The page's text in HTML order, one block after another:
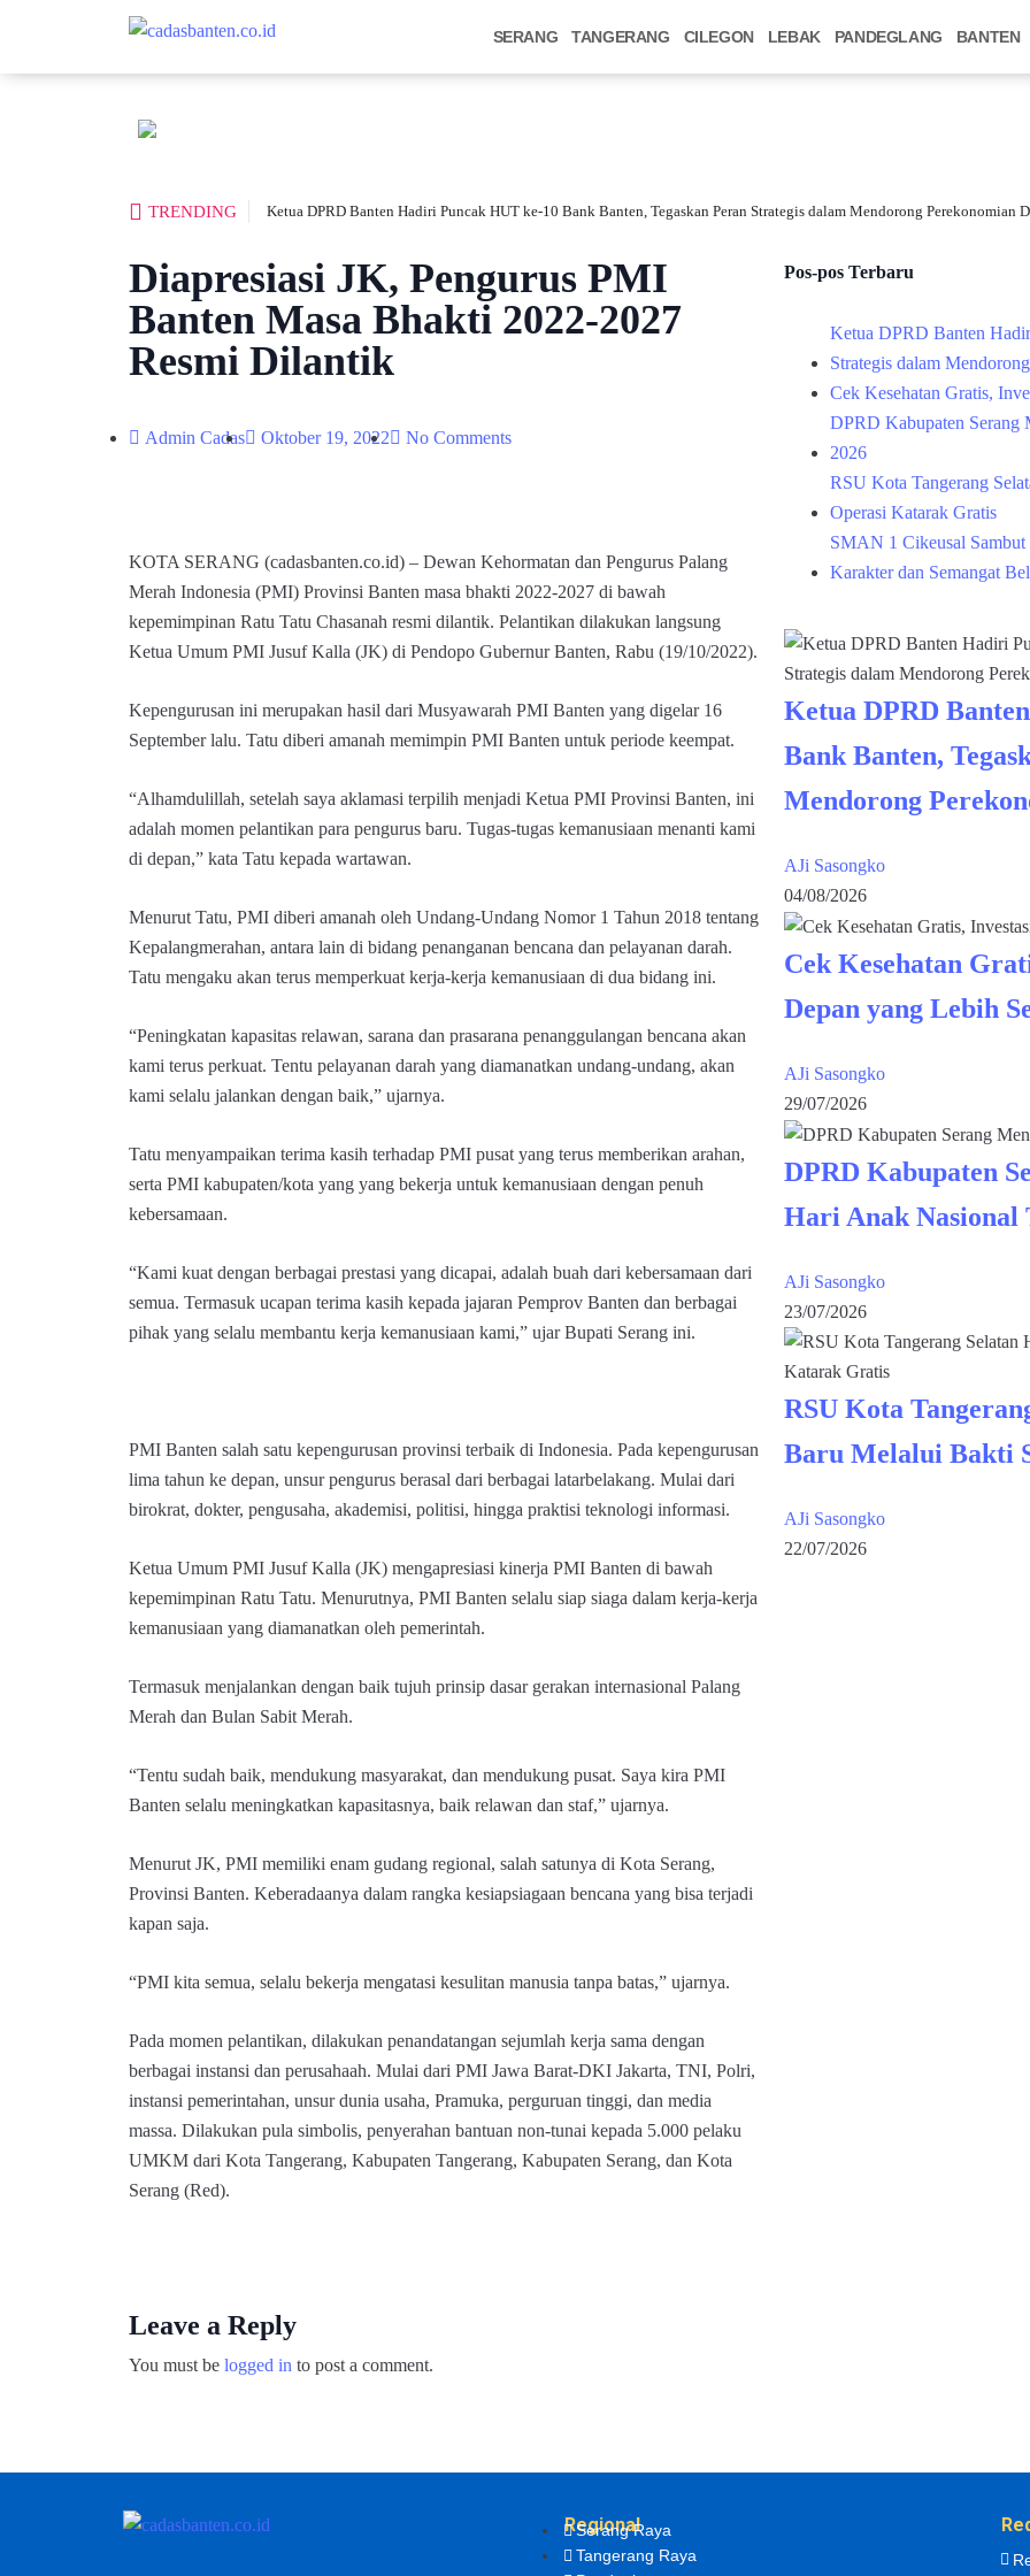
SERANG TANGERANG CILEGON LEBAK PANDEGLANG BANTEN
TRENDING Ketua DPRD Banten Hadiri Puncak HUT ke-10 Bank Banten, Tegaskan Peran Strategis dalam Mendorong Perekonomian
Diapresiasi JK, Pengurus PMI
Banten Masa Bhakti 2022-2027
Resmi Dilantik
Admin Cadas Oktober 19, 2022 No Comments
KOTA SERANG (cadasbanten.co.id) – Dewan Kehormatan dan Pengurus Palang
Merah Indonesia (PMI) Provinsi Banten masa bhakti 2022-2027 di bawah
kepemimpinan Ratu Tatu Chasanah resmi dilantik. Pelantikan dilakukan langsung
Ketua Umum PMI Jusuf Kalla (JK) di Pendopo Gubernur Banten, Rabu (19/10/2022).
Kepengurusan ini merupakan hasil dari Musyawarah PMI Banten yang digelar 16
September lalu. Tatu diberi amanah memimpin PMI Banten untuk periode keempat.
“Alhamdulillah, setelah saya aklamasi terpilih menjadi Ketua PMI Provinsi Banten, ini
adalah momen pelantikan para pengurus baru. Tugas-tugas kemanusiaan menanti kami
di depan,” kata Tatu kepada wartawan.
Menurut Tatu, PMI diberi amanah oleh Undang-Undang Nomor 1 Tahun 2018 tentang
Kepalangmerahan, antara lain di bidang penanganan bencana dan pelayanan darah.
Tatu mengaku akan terus memperkuat kerja-kerja kemanusiaan di dua bidang ini.
“Peningkatan kapasitas relawan, sarana dan prasarana penanggulangan bencana akan
kami terus perkuat. Tentu pelayanan darah yang diamanatkan undang-undang, akan
kami selalu jalankan dengan baik,” ujarnya.
Tatu menyampaikan terima kasih terhadap PMI pusat yang terus memberikan arahan,
serta PMI kabupaten/kota yang yang bekerja untuk kemanusiaan dengan penuh
kebersamaan.
“Kami kuat dengan berbagai prestasi yang dicapai, adalah buah dari kebersamaan dari
semua. Termasuk ucapan terima kasih kepada jajaran Pemprov Banten dan berbagai
pihak yang selalu membantu kerja kemanusiaan kami,” ujar Bupati Serang ini.
PMI Banten salah satu kepengurusan provinsi terbaik di Indonesia. Pada kepengurusan
lima tahun ke depan, unsur pengurus berasal dari berbagai latarbelakang. Mulai dari
birokrat, dokter, pengusaha, akademisi, politisi, hingga praktisi teknologi informasi.
Ketua Umum PMI Jusuf Kalla (JK) mengapresiasi kinerja PMI Banten di bawah
kepemimpinan Ratu Tatu. Menurutnya, PMI Banten selalu siap siaga dalam kerja-kerja
kemanusiaan yang diamanatkan oleh pemerintah.
Termasuk menjalankan dengan baik tujuh prinsip dasar gerakan internasional Palang
Merah dan Bulan Sabit Merah.
“Tentu sudah baik, mendukung masyarakat, dan mendukung pusat. Saya kira PMI
Banten selalu meningkatkan kapasitasnya, baik relawan dan staf,” ujarnya.
Menurut JK, PMI memiliki enam gudang regional, salah satunya di Kota Serang,
Provinsi Banten. Keberadaanya dalam rangka kesiapsiagaan bencana yang bisa terjadi
kapan saja.
“PMI kita semua, selalu bekerja mengatasi kesulitan manusia tanpa batas,” ujarnya.
Pada momen pelantikan, dilakukan penandatangan sejumlah kerja sama dengan
berbagai instansi dan perusahaah. Mulai dari PMI Jawa Barat-DKI Jakarta, TNI, Polri,
instansi pemerintahan, unsur dunia usaha, Pramuka, perguruan tinggi, dan media
massa. Dilakukan pula simbolis, penyerahan bantuan non-tunai kepada 5.000 pelaku
UMKM dari Kota Tangerang, Kabupaten Tangerang, Kabupaten Serang, dan Kota
Serang (Red).
Leave a Reply
You must be logged in to post a comment.
Pos-pos Terbaru
Ketua DPRD Banten
Strategis dalam
Cek Kesehatan Gratis,
DPRD Kabupaten Serang
2026
RSU Kota Tangerang
Operasi Katarak Gratis
SMAN 1 Cikeusal
Karakter dan Semangat
Ketua DPRD
Bank Banten,
Mendorong
AJi Sasongko
04/08/2026
Cek Kesehatan
Depan yang Lebih
AJi Sasongko
29/07/2026
DPRD Kabupaten
Hari Anak Nasional
AJi Sasongko
23/07/2026
RSU Kota
Baru Melalui Bakti
AJi Sasongko
22/07/2026
Regional
Serang Raya
Tangerang Raya